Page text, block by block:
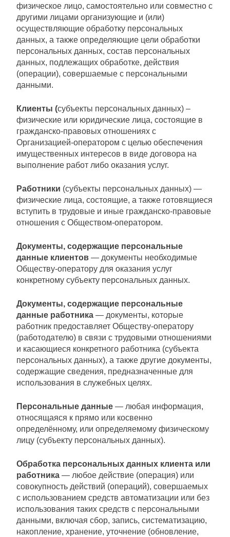
физическое лицо, самостоятельно или совместно с
другими лицами организующие и (или)
осуществляющие обработку персональных
данных, а также определяющие цели обработки
персональных данных, состав персональных
данных, подлежащих обработке, действия
(операции), совершаемые с персональными
данными.
Клиенты (субъекты персональных данных) –
физические или юридические лица, состоящие в
гражданско-правовых отношениях с
Организацией-оператором с целью обеспечения
имущественных интересов в виде договора на
выполнение работ либо оказания услуг.
Работники (субъекты персональных данных) —
физические лица, состоящие, а также готовящиеся
вступить в трудовые и иные гражданско-правовые
отношения с Обществом-оператором.
Документы, содержащие персональные
данные клиентов — документы необходимые
Обществу-оператору для оказания услуг
конкретному субъекту персональных данных.
Документы, содержащие персональные
данные работника — документы, которые
работник предоставляет Обществу-оператору
(работодателю) в связи с трудовыми отношениями
и касающиеся конкретного работника (субъекта
персональных данных), а также другие документы,
содержащие сведения, предназначенные для
использования в служебных целях.
Персональные данные — любая информация,
относящаяся к прямо или косвенно
определённому, или определяемому физическому
лицу (субъекту персональных данных).
Обработка персональных данных клиента или
работника — любое действие (операция) или
совокупность действий (операций), совершаемых
с использованием средств автоматизации или без
использования таких средств с персональными
данными, включая сбор, запись, систематизацию,
накопление, хранение, уточнение (обновление,